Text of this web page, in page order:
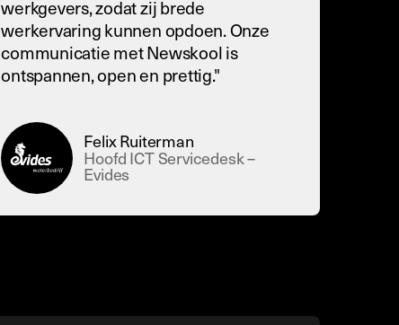
werkgevers, zodat zij brede
werkervaring kunnen opdoen. Onze
communicatie met Newskool is
ontspannen, open en prettig."
Felix Ruiterman
Hoofd ICT Servicedesk –
Evides